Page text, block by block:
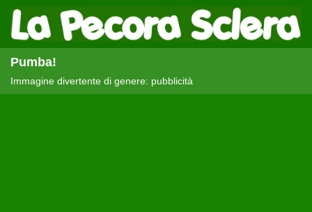
Pumba!
Immagine divertente di genere: pubblicità